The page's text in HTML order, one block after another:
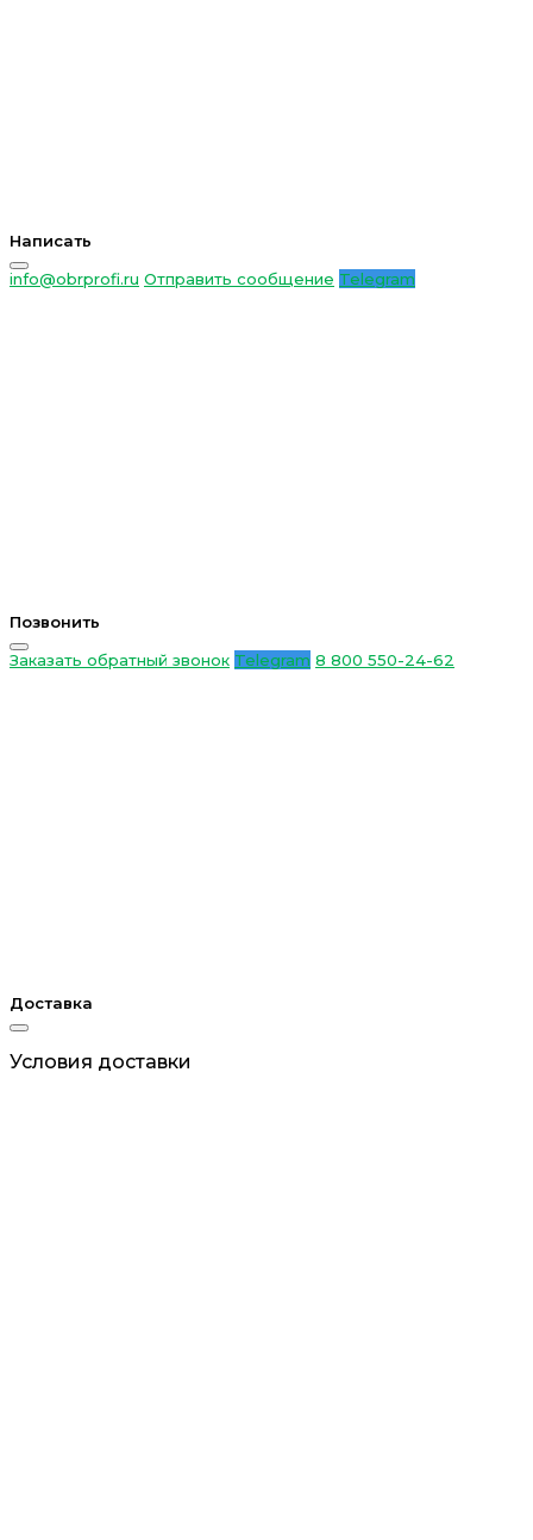
Написать
info@obrprofi.ru Отправить сообщение Telegram
Позвонить
Заказать обратный звонок Telegram 8 800 550-24-62
Доставка
Условия доставки